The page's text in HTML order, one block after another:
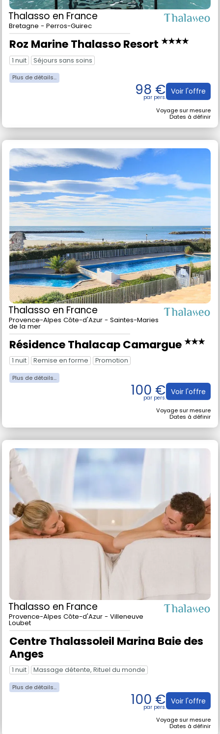
Thalassoen France
Bretagne - Perros-Guirec
Roz Marine Thalasso Resort
1 nuit Séjours sans soins
98 €
Dates à définir
Thalassoen France
Provence-Alpes Côte-d'Azur - Saintes-Maries
de la mer
Résidence Thalacap Camargue
1 nuit Remise en forme
100 €
Dates à définir
Thalassoen France
Provence-Alpes Côte-d'Azur - Villeneuve
Loubet
Centre Thalassoleil Marina Baie des
Anges
1 nuit Massage détente, Rituel du monde
100 €